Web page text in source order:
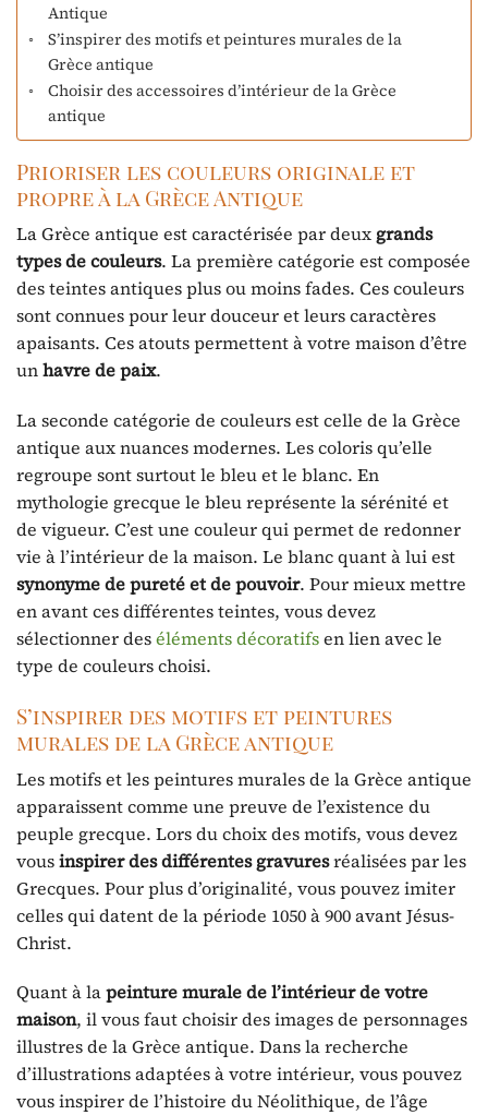
Antique
S’inspirer des motifs et peintures murales de la
Grèce antique
Choisir des accessoires d’intérieur de la Grèce
antique
Prioriser les couleurs originale et
propre à la Grèce Antique
La Grèce antique est caractérisée par deuxgrands
types de couleurs. La première catégorie est composée
des teintes antiques plus ou moins fades. Ces couleurs
sont connues pour leur douceur et leurs caractères
apaisants. Ces atouts permettent à votre maison d’être
unhavre de paix.
La seconde catégorie de couleurs est celle de la Grèce
antique aux nuances modernes. Les coloris qu’elle
regroupe sont surtout le bleu et le blanc. En
mythologie grecque le bleu représente la sérénité et
de vigueur. C’est une couleur qui permet de redonner
vie à l’intérieur de la maison. Le blanc quant à lui est
synonyme de pureté et de pouvoir. Pour mieux mettre
en avant ces différentes teintes, vous devez
sélectionner deséléments décoratifsen lien avec le
type de couleurs choisi.
S’inspirer des motifs et peintures
murales de la Grèce antique
Les motifs et les peintures murales de la Grèce antique
apparaissent comme une preuve de l’existence du
peuple grecque. Lors du choix des motifs, vous devez
vousinspirer des différentes gravuresréalisées par les
Grecques. Pour plus d’originalité, vous pouvez imiter
celles qui datent de la période 1050 à 900 avant Jésus-
Christ.
Quant à lapeinture murale de l’intérieur de votre
maison, il vous faut choisir des images de personnages
illustres de la Grèce antique. Dans la recherche
d’illustrations adaptées à votre intérieur, vous pouvez
vous inspirer de l’histoire du Néolithique, de l’âge